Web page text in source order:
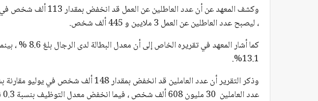
وكشف المعهد عن أن عدد العاطلين
، ليصبح عدد العاطلين عن العمل 3 ملايين و 445 ألف شخص.
كما أشار المعهد في
13.1%.
وذكر التقرير أن عدد العاملين قد انخفض بمقدار 148